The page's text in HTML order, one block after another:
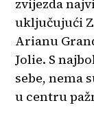
zvijezda
uključujući
Arianu
Jolie. S
sebe, nema
u centru